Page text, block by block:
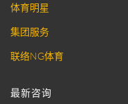
体育明星
集团服务
联络NG体育
最新咨询